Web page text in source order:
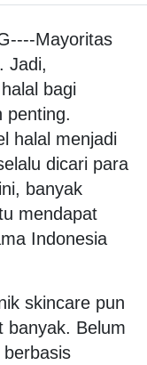
Mayoritas
Jadi,
bagi
penting.
halal menjadi
dicari para
banyak
mendapat
Indonesia
skincare pun
banyak. Belum